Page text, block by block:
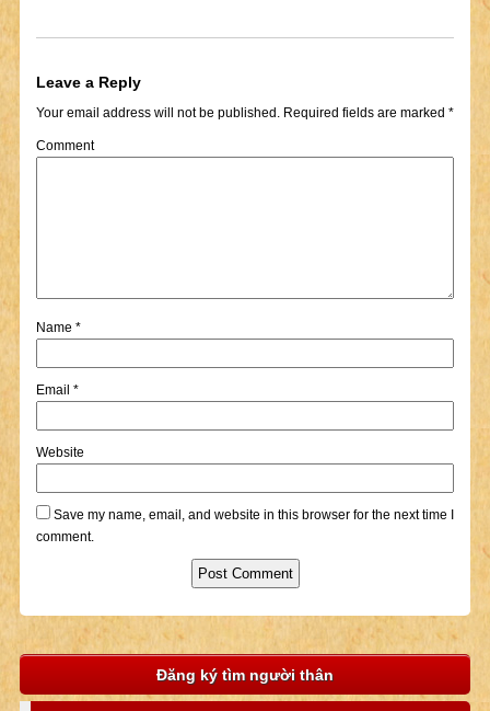
Leave a Reply
Your email address will not be published.Required fields are marked *
Comment
Name *
Email *
Website
Save my name, email, and website in this browser for the next time I
comment.
Đăng ký tìm người thân